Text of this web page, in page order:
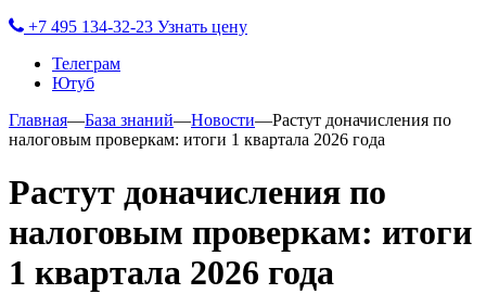
+7 495 134-32-23 Узнать цену
Телеграм
Ютуб
Главная—База знаний—Новости—Растут доначисления по
налоговым проверкам: итоги 1 квартала 2026 года
Растут доначисления по
налоговым проверкам: итоги
1 квартала 2026 года